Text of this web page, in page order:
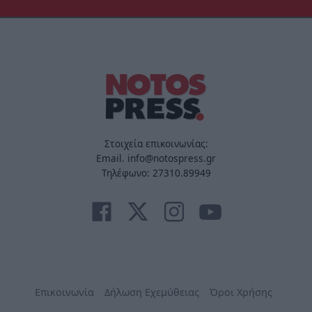
Στοιχεία επικοινωνίας:
Email. info@notospress.gr
Τηλέφωνο: 27310.89949
Επικοινωνία Δήλωση Εχεμύθειας Όροι Χρήσης